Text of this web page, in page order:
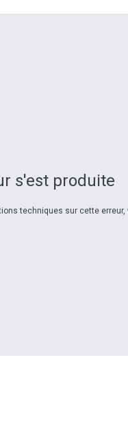
s'est produite
techniques sur cette